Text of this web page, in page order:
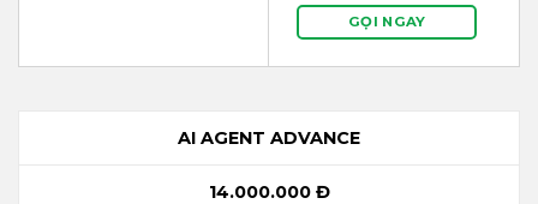
GỌI NGAY
AI AGENT ADVANCE
14.000.000 Đ